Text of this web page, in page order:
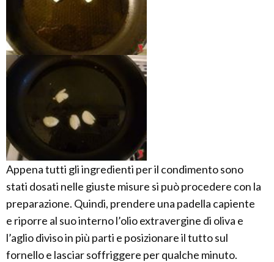
Appena tutti gli ingredienti per il condimento sono
stati dosati nelle giuste misure si può procedere con la
preparazione. Quindi, prendere una padella capiente
e riporre al suo interno l’olio extravergine di oliva e
l’aglio diviso in più parti e posizionare il tutto sul
fornello e lasciar soffriggere per qualche minuto.